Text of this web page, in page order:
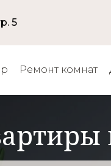
5
Ремонт комнат